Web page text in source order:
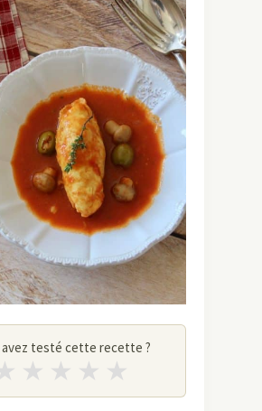
avez testé cette recette ?
★ ★ ★ ★